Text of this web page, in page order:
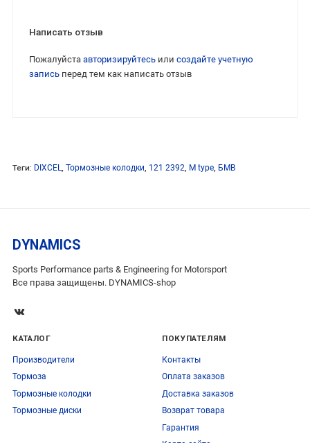
Написать отзыв
Пожалуйста авторизируйтесьили создайте учетную
записьперед тем как написать отзыв
Теги: DIXCEL, Тормозные колодки, 121 2392, M type, БМВ
DYNAMICS
Sports Performance parts & Engineering for Motorsport
Все права защищены. DYNAMICS-shop
КАТАЛОГ
Производители
Тормоза
Тормозные колодки
Тормозные диски
ПОКУПАТЕЛЯМ
Контакты
Оплата заказов
Доставка заказов
Возврат товара
Гарантия